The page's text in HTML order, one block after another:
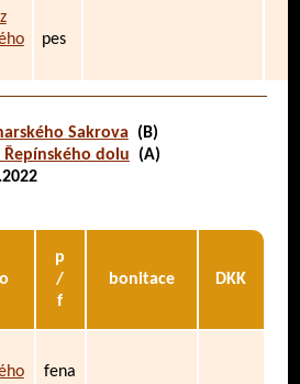
pes
Sakrova (B)
Řepínského dolu (A)
p
/
f
bonitace DKK
fena